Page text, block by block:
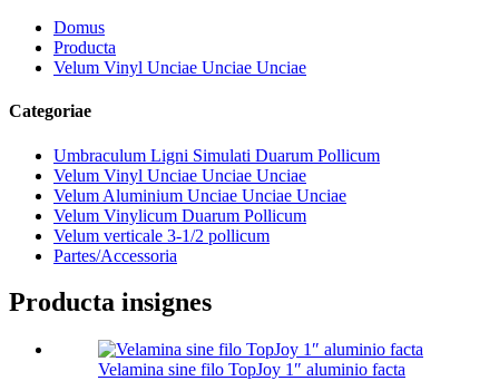
Domus
Producta
Velum Vinyl Unciae Unciae Unciae
Categoriae
Umbraculum Ligni Simulati Duarum Pollicum
Velum Vinyl Unciae Unciae Unciae
Velum Aluminium Unciae Unciae Unciae
Velum Vinylicum Duarum Pollicum
Velum verticale 3-1/2 pollicum
Partes/Accessoria
Producta insignes
Velamina sine filo TopJoy 1″ aluminio facta